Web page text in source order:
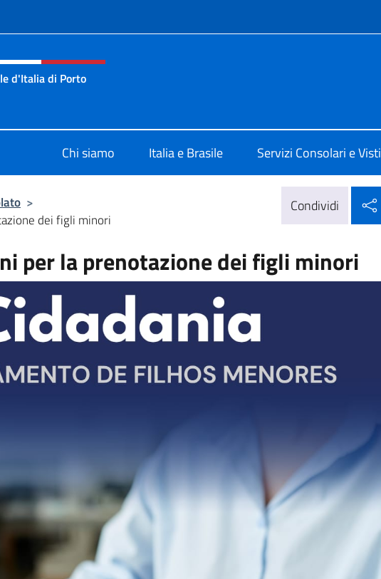
e menù
d'Italia di Porto
Chi siamo Italia e Brasile Servizi Consolari e Visti
>
dei figli minori
Condividi
per la prenotazione dei figli minori